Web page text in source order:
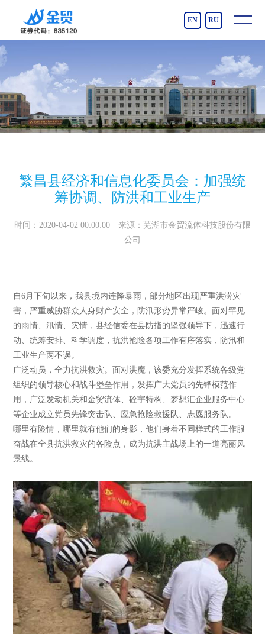
RU
EN
繁昌县经济和信息化委员会：加强统
筹协调、防洪和工业生产
时间：2020-04-02 00:00:00 来源：芜湖市金贸流体科技股份有限
公司
自6月下旬以来，我县境内连降暴雨，部分地区出现严重洪涝灾
害，严重威胁群众人身财产安全，防汛形势异常严峻。面对罕见
的雨情、汛情、灾情，县经信委在县防指的坚强领导下，迅速行
动、统筹安排、科学调度，抗洪抢险各项工作有序落实，防汛和
工业生产两不误。
广泛动员，全力抗洪救灾。面对洪魔，该委充分发挥系统各级党
组织的领导核心和战斗堡垒作用，发挥广大党员的先锋模范作
用，广泛发动机关和金贸流体、砼宇特构、梦想汇企业服务中心
等企业成立党员先锋突击队、应急抢险救援队、志愿服务队。
哪里有险情，哪里就有他们的身影，他们身着不同样式的工作服
奋战在全县抗洪救灾的各险点，成为抗洪主战场上的一道亮丽风
景线。